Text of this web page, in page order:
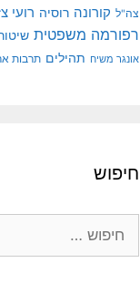
צה"ל קורונה רוסיה רועי
רפורמה משפטית
אונגר משיח תהילים תרבות
חיפוש